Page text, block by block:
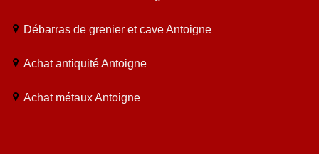
Débarras de grenier et cave Antoigne
Achat antiquité Antoigne
Achat métaux Antoigne